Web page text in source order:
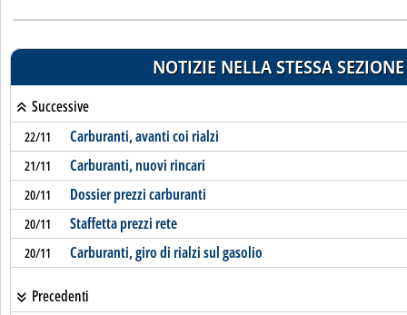
NOTIZIE NELLA STESSA SEZIONE
Successive
22/11 Carburanti, avanti coi rialzi
21/11 Carburanti, nuovi rincari
20/11 Dossier prezzi carburanti
20/11 Staffetta prezzi rete
20/11 Carburanti, giro di rialzi sul gasolio
Precedenti